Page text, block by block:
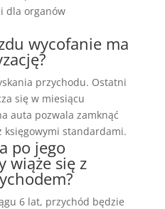
dla organów
wycofanie ma
przychodu. Ostatni
się w miesiącu
auta pozwala zamknąć
księgowymi standardami.
po jego
wiąże się z
6 lat, przychód będzie